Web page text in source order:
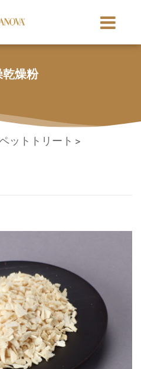
乾燥粉
ットトリート